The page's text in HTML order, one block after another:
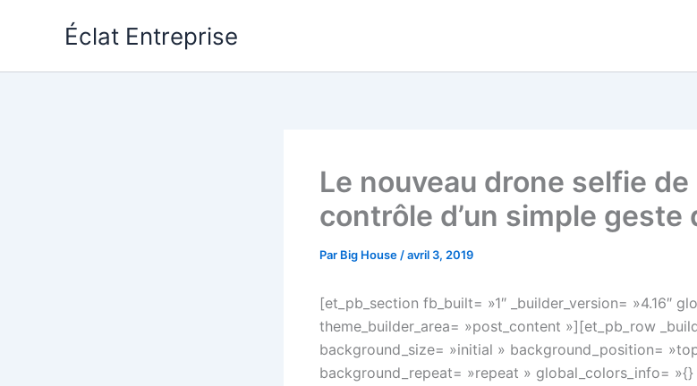
Éclat Entreprise
Le nouveau drone selfie de
contrôle d’un simple geste
Par Big House /avril 3, 2019
[et_pb_section fb_built= »1″ _builder_version= »4.16″
theme_builder_area= »post_content »][et_pb_row
background_size= »initial » background_position=
background_repeat= »repeat » global_colors_info= »{}